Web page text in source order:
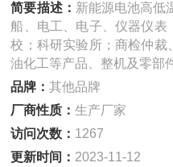
简要描述： 新能源电池高低
船、电工、电子、仪器仪表
校；科研实验所；商检仲
油化工等产品、整机及零部
品牌：其他品牌
厂商性质：生产厂家
访问次数： 1267
更新时间： 2023-11-12